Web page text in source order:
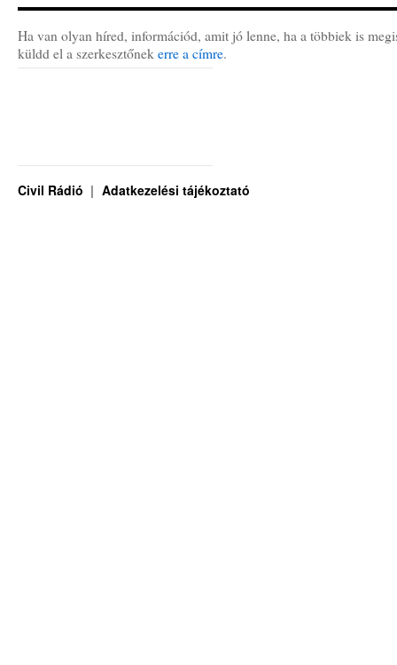
Ha van olyan híred, információd, amit jó lenne, ha a többiek is
küldd el a szerkesztőnek erre a címre.
Civil Rádió Adatkezelési tájékoztató